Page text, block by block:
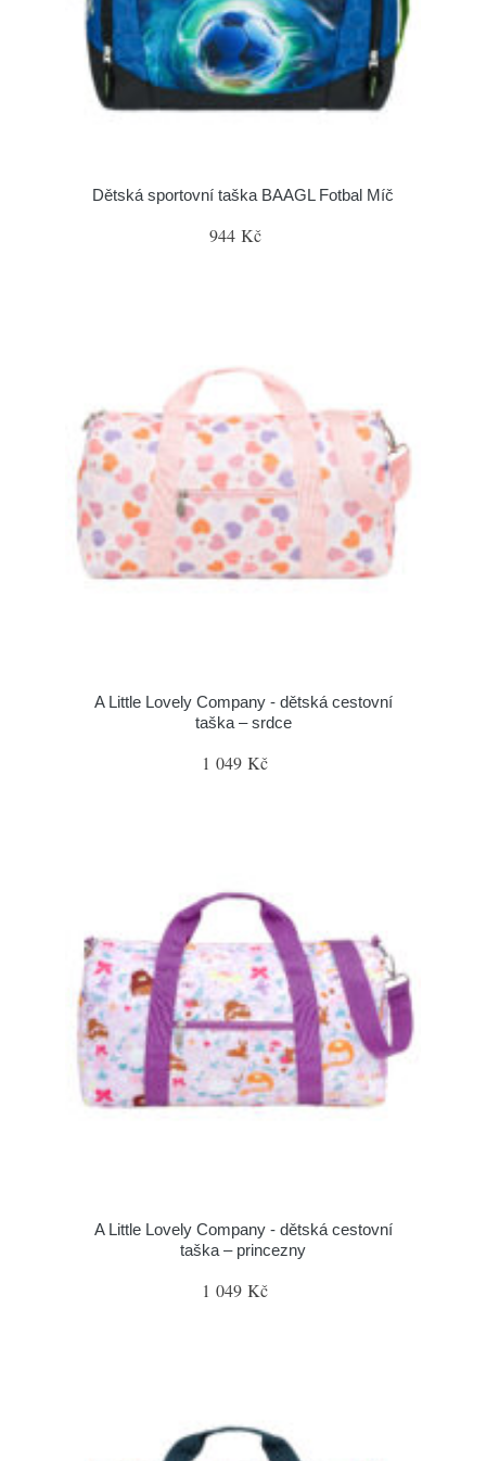
Dětská sportovní taška BAAGL Fotbal Míč
944 Kč
A Little Lovely Company - dětská cestovní
taška – srdce
1 049 Kč
A Little Lovely Company - dětská cestovní
taška – princezny
1 049 Kč